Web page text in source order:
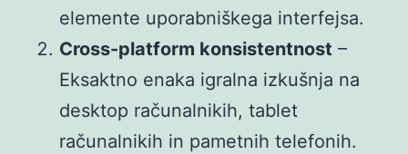
elemente uporabniškega interfejsa.
Cross-platform konsistentnost –
Eksaktno enaka igralna izkušnja na
desktop računalnikih, tablet
računalnikih in pametnih telefonih.